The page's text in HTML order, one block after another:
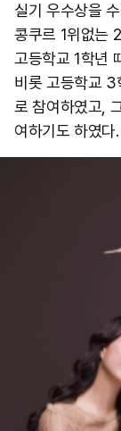
실기 우수상을
콩쿠르 1위없는
고등학교 1학년
비롯 고등학교 3
로 참여하였고,
여하기도 하였다.